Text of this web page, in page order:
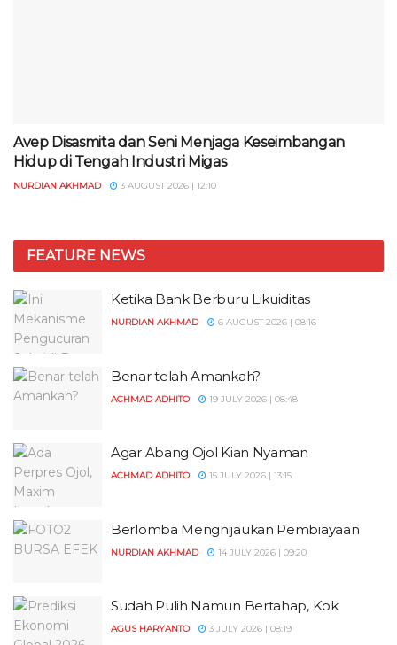
Avep Disasmita dan Seni Menjaga Keseimbangan
Hidup di Tengah Industri Migas
NURDIAN AKHMAD 3 AUGUST 2026 | 12:10
FEATURE NEWS
Ketika Bank Berburu Likuiditas
NURDIAN AKHMAD 6 AUGUST 2026 | 08:16
Benar telah Amankah?
ACHMAD ADHITO 19 JULY 2026 | 08:48
Agar Abang Ojol Kian Nyaman
ACHMAD ADHITO 15 JULY 2026 | 13:15
Berlomba Menghijaukan Pembiayaan
NURDIAN AKHMAD 14 JULY 2026 | 09:20
Sudah Pulih Namun Bertahap, Kok
AGUS HARYANTO 3 JULY 2026 | 08:19